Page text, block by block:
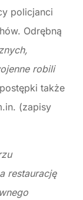
policjanci
Odrębną
robili
także
(zapisy
restaurację